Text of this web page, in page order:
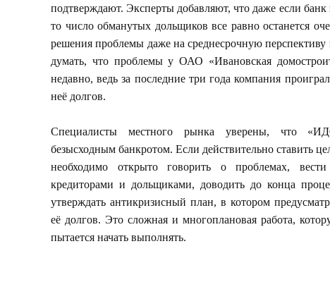
подтверждают. Эксперты добавляют, что даже если
то число обманутых дольщиков все равно останется
решения проблемы даже на среднесрочную перспективу
думать, что проблемы у ОАО «Ивановская
недавно, ведь за последние три года компания
неё долгов.
Специалисты местного рынка уверены, что
безысходным банкротом. Если действительно ставить
необходимо открыто говорить о проблемах,
кредиторами и дольщиками, доводить до конца
утверждать антикризисный план, в котором
её долгов. Это сложная и многоплановая работа,
пытается начать выполнять.